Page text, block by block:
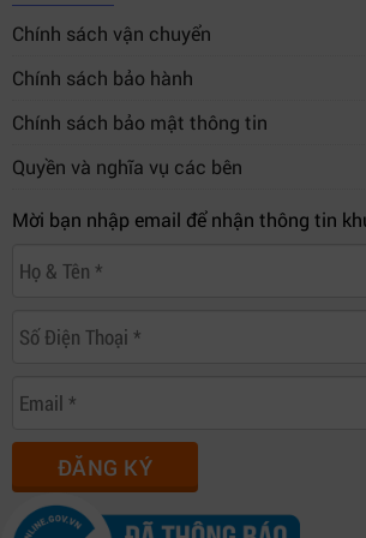
Chính sách vận chuyển
Chính sách bảo hành
Chính sách bảo mật thông tin
Quyền và nghĩa vụ các bên
Mời bạn nhập email để nhận thông tin
ĐĂNG KÝ